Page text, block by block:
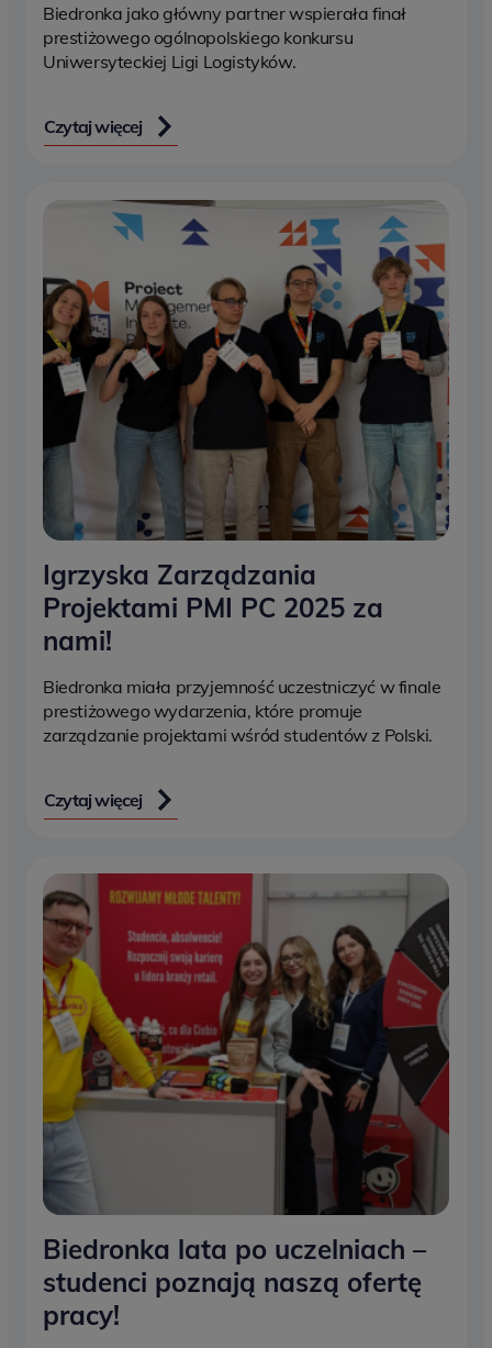
Biedronka jako główny partner wspierała finał
prestiżowego ogólnopolskiego konkursu
Uniwersyteckiej Ligi Logistyków.
Czytaj więcej
Igrzyska Zarządzania
Projektami PMI PC 2025 za
nami!
Biedronka miała przyjemność uczestniczyć w finale
prestiżowego wydarzenia, które promuje
zarządzanie projektami wśród studentów z Polski.
Czytaj więcej
Biedronka lata po uczelniach –
studenci poznają naszą ofertę
pracy!